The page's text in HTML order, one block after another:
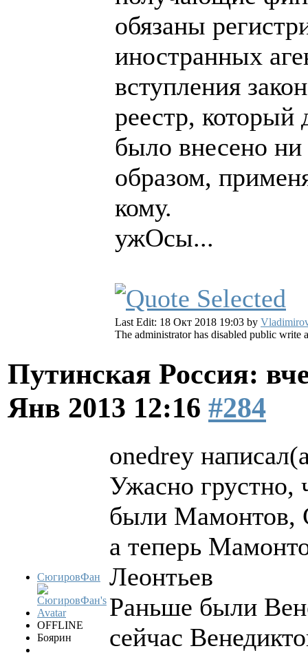
обязаны
иностранных
вступления
реестр,
было внесено
образом,
кому.
ужОсы...
Last Edit: 18 Окт 2018 19:03 by
The administrator has disabled public write
Путинская Россия:
Янв 2013 12:16 #284
СюгировФан
OFFLINE
Боярин
onedrey
Ужасно грустно,
были Мамонтов,
а теперь
Леонтьев
Раньше были
сейчас